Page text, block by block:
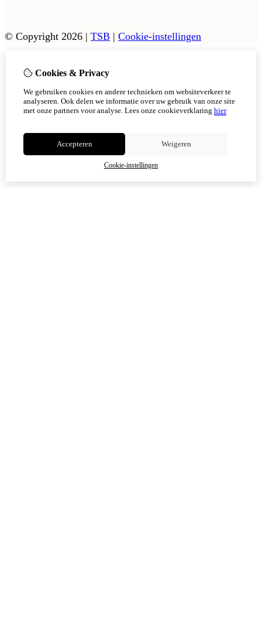
© Copyright 2026 | TSB | Cookie-instellingen
Cookies & Privacy
We gebruiken cookies en andere technieken om websiteverkeer te
analyseren. Ook delen we informatie over uw gebruik van onze site
met onze partners voor analyse. Lees onze cookieverklaring hier
Accepteren Weigeren
Cookie-instellingen
Vanaf 17 augustus zijn onze afhaalpunten in Tholen en
Scherpenisse weer geopend.
In Sint Philipsland kan er op afsppraak afgehaald worden.